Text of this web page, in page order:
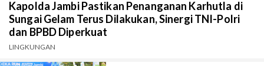
Kapolda Jambi Pastikan Penanganan Karhutla di
Sungai Gelam Terus Dilakukan, Sinergi TNI-Polri
dan BPBD Diperkuat
LINGKUNGAN